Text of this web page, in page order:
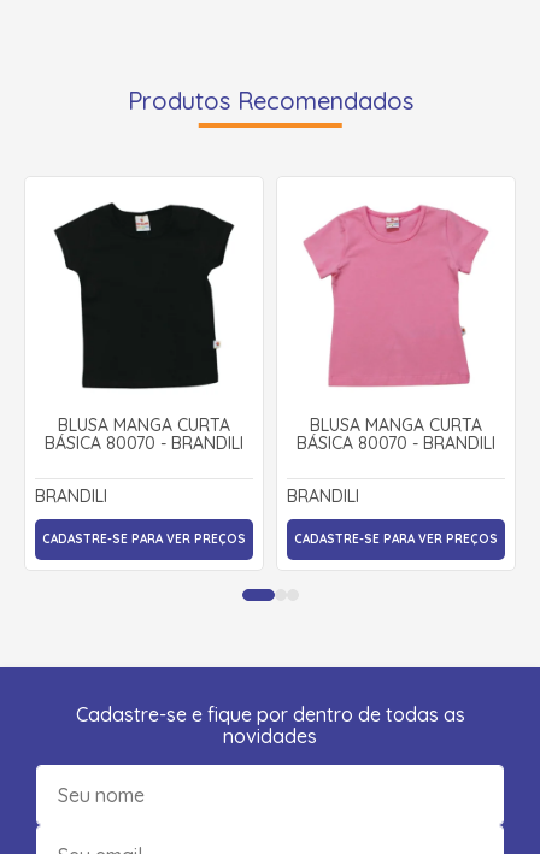
Produtos Recomendados
BLUSA MANGA CURTA
BÁSICA 80070 - BRANDILI
BRANDILI
CADASTRE-SE PARA VER PREÇOS
BLUSA MANGA CURTA
BÁSICA 80070 - BRANDILI
BRANDILI
CADASTRE-SE PARA VER PREÇOS
Cadastre-se e fique por dentro de todas as
novidades